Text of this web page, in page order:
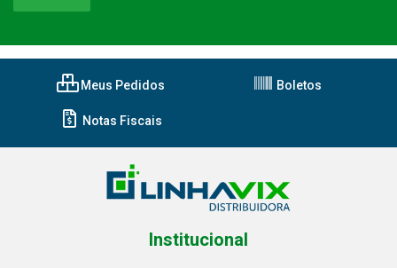
Meus Pedidos Boletos
Notas Fiscais
Institucional